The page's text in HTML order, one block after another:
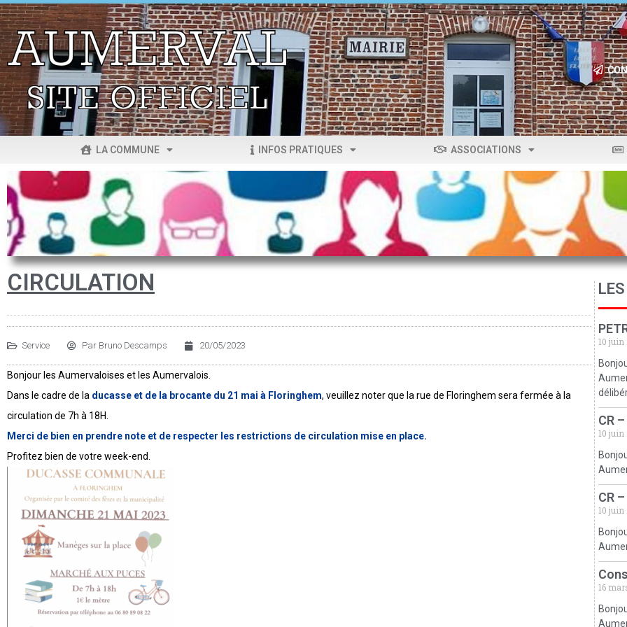
LA COMMUNE INFOS PRATIQUES ASSOCIATIONS
CIRCULATION
Service Par Bruno Descamps 20/05/2023
Bonjour les Aumervaloises et les Aumervalois.
Dans le cadre de la ducasse et de la brocante du 21 mai à Floringhem, veuillez noter que la rue de Floringhem sera fermée à la
circulation de 7h à 18H.
Merci de bien en prendre note et de respecter les restrictions de circulation mise en place.
Profitez bien de votre week-end.
10 juin
CR
10 juin
CR
10 juin
16